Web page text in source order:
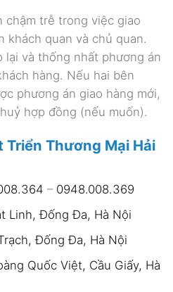
chậm trễ trong việc giao
khách quan và chủ quan.
lại và thống nhất phương án
hàng. Nếu hai bên
phương án giao hàng mới,
hợp đồng (nếu muốn).
Triển Thương Mại Hải
– 0948.008.369
Linh, Đống Đa, Hà Nội
Đống Đa, Hà Nội
Quốc Việt, Cầu Giấy, Hà